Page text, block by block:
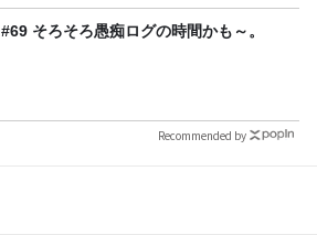
#69 そろそろ愚痴ログの時間かも～。
Recommended by